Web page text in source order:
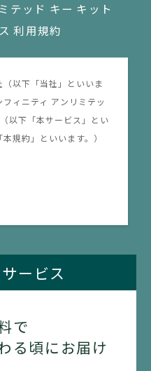
は当社の権利、利益、名
のおそれのある行為
を侵害する行為、または
令に違反する行為、また
テッド キー キット
利用規約
以下「当社」といいま
ィニティ アンリミテッ
以下「本サービス」とい
規約」といいます。）
お届けするコース（以下
「2ヵ月に1本コース（本
本品＋付けかえ用）とい
ービス
で
る頃にお届け